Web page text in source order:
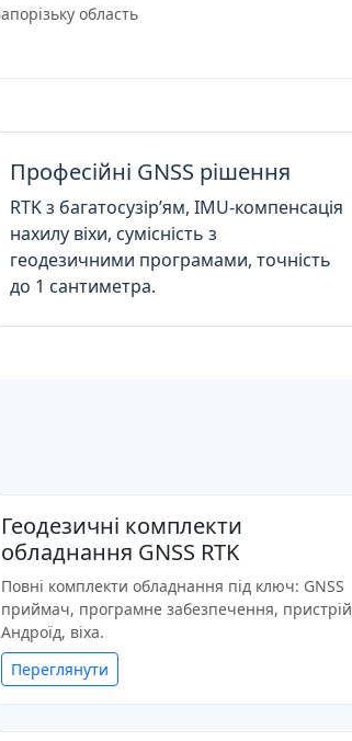
область
Професійні GNSS рішення
RTK з багатосузір’ям, IMU-компенсація
нахилу віхи, сумісність з
геодезичними програмами, точність
до 1 сантиметра.
Геодезичні комплекти
обладнання GNSS RTK
Повні комплекти обладнання під ключ: GNSS
приймач, програмне забезпечення, пристрій
Андроїд, віха.
Переглянути